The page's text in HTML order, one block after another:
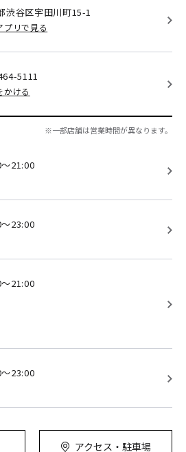
渋谷区宇田川町15-1
プリで見る
5111
かける
※一部店舗は営業時間が異なります。
21:00
23:00
21:00
23:00
アクセス・駐車場